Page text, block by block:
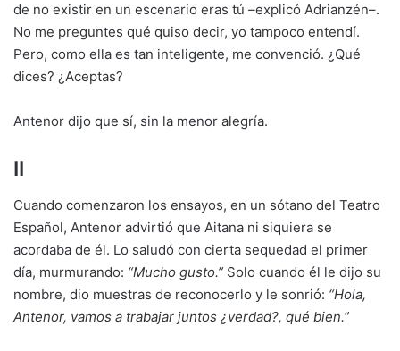
de no existir en un escenario eras tú –explicó Adrianzén–.
No me preguntes qué quiso decir, yo tampoco entendí.
Pero, como ella es tan inteligente, me convenció. ¿Qué
dices? ¿Aceptas?
Antenor dijo que sí, sin la menor alegría.
II
Cuando comenzaron los ensayos, en un sótano del Teatro
Español, Antenor advirtió que Aitana ni siquiera se
acordaba de él. Lo saludó con cierta sequedad el primer
día, murmurando: “Mucho gusto.” Solo cuando él le dijo su
nombre, dio muestras de reconocerlo y le sonrió: “Hola,
Antenor, vamos a trabajar juntos ¿verdad?, qué bien.”